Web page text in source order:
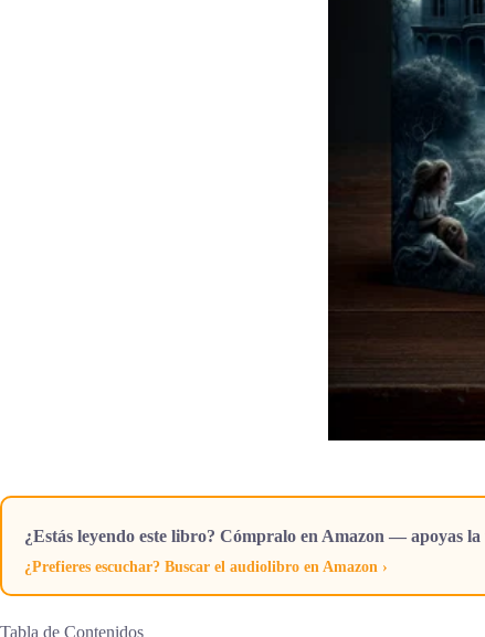
¿Estás leyendo este libro? Cómpralo en Amazon — apoyas la
¿Prefieres escuchar? Buscar el audiolibro en Amazon ›
Tabla de Contenidos